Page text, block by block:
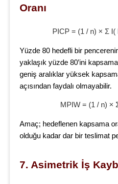
Oranı
PICP = (1 / n) × Σ I(
Yüzde 80 hedefli bir
yaklaşık yüzde 80’ini
geniş aralıklar yüksek
açısından faydalı olmayabilir.
MPIW = (1 / n) ×
Amaç; hedeflenen kapsama
olduğu kadar dar bir teslimat
7. Asimetrik İş